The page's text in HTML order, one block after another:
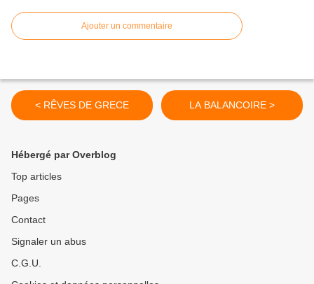
Ajouter un commentaire
< RÊVES DE GRECE LA BALANCOIRE >
Hébergé par Overblog
Top articles
Pages
Contact
Signaler un abus
C.G.U.